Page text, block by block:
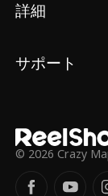
詳細
サポート
© 2026 Crazy